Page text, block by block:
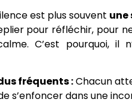
est plus souvent une
pour réfléchir, pour
C’est pourquoi, il
fréquents :Chacun
s’enfoncer dans une